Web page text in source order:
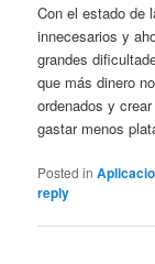
Con el estado de
innecesarios y
grandes
que más dinero
ordenados y
gastar menos
Posted in
reply